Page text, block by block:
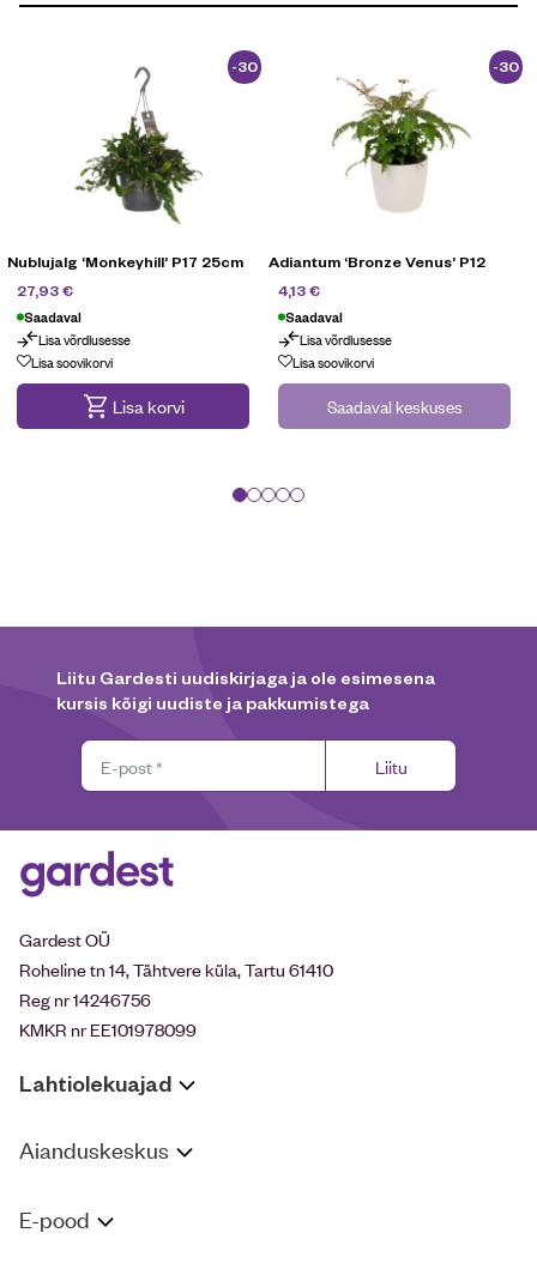
-30
%
Nublujalg ‘Monkeyhill’ P17 25cm
27,93€
Saadaval
Lisa võrdlusesse
Lisa soovikorvi
Lisa korvi
-30
%
Adiantum ‘Bronze Venus’ P12
4,13€
Saadaval
Lisa võrdlusesse
Lisa soovikorvi
Saadaval keskuses
Liitu Gardesti uudiskirjaga ja ole esimesena
kursis kõigi uudiste ja pakkumistega
Liitu
Gardest OÜ
Roheline tn 14, Tähtvere küla, Tartu 61410
Reg nr 14246756
KMKR nr EE101978099
Lahtiolekuajad
Aianduskeskus
E-pood